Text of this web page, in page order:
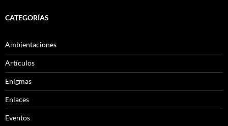
CATEGORÍAS
Ambientaciones
Artículos
Enigmas
Enlaces
Eventos